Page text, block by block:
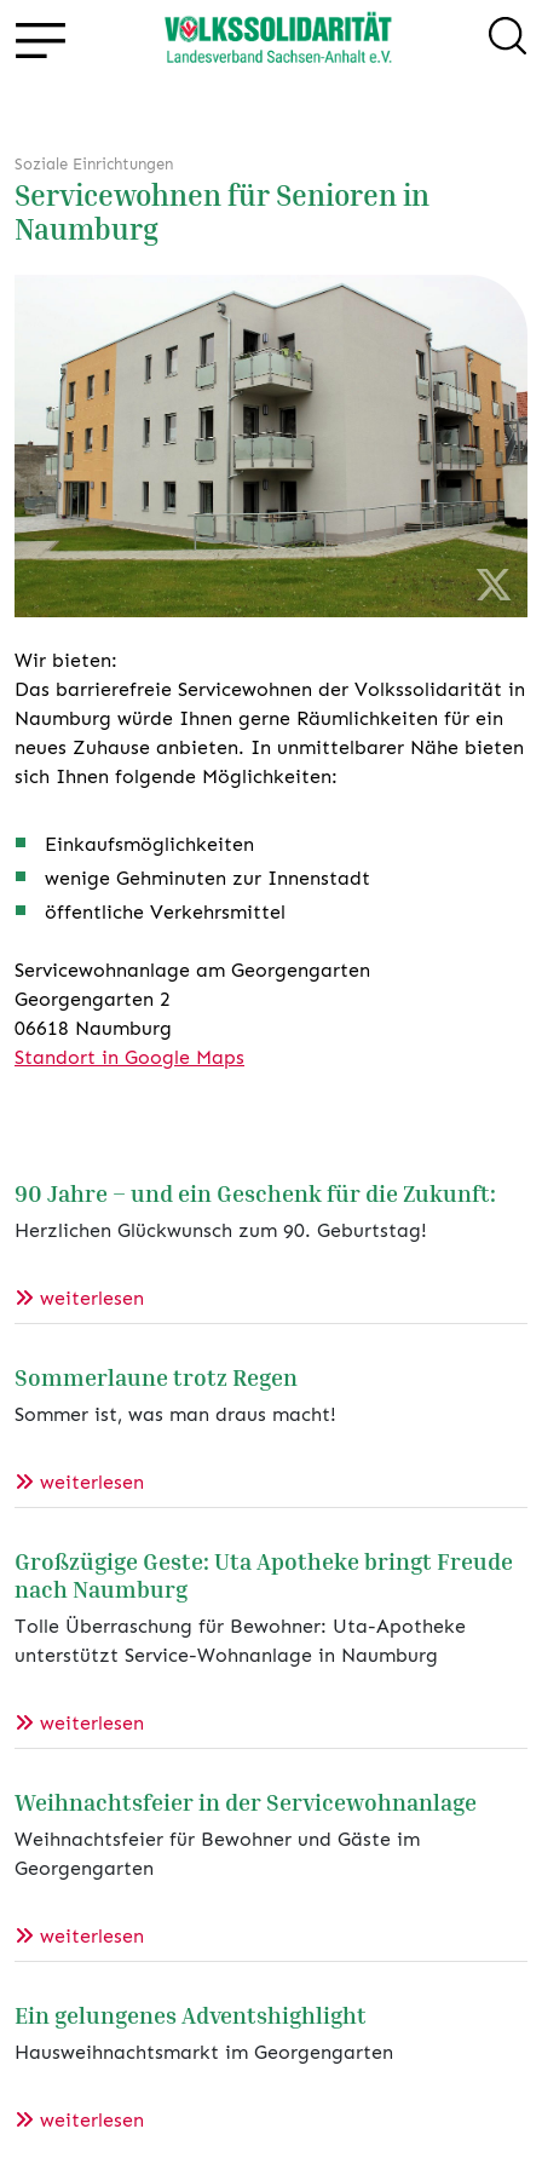
Soziale Einrichtungen
Servicewohnen für Senioren in
Naumburg
Wir bieten:
Das barrierefreie Servicewohnen der Volkssolidarität in
Naumburg würde Ihnen gerne Räumlichkeiten für ein
neues Zuhause anbieten. In unmittelbarer Nähe bieten
sich Ihnen folgende Möglichkeiten:
Einkaufsmöglichkeiten
wenige Gehminuten zur Innenstadt
öffentliche Verkehrsmittel
Servicewohnanlage am Georgengarten
Georgengarten 2
06618 Naumburg
Standort in Google Maps
90 Jahre – und ein Geschenk für die Zukunft:
Herzlichen Glückwunsch zum 90. Geburtstag!
weiterlesen
Sommerlaune trotz Regen
Sommer ist, was man draus macht!
weiterlesen
Großzügige Geste: Uta Apotheke bringt Freude
nach Naumburg
Tolle Überraschung für Bewohner: Uta-Apotheke
unterstützt Service-Wohnanlage in Naumburg
weiterlesen
Weihnachtsfeier in der Servicewohnanlage
Weihnachtsfeier für Bewohner und Gäste im
Georgengarten
weiterlesen
Ein gelungenes Adventshighlight
Hausweihnachtsmarkt im Georgengarten
weiterlesen